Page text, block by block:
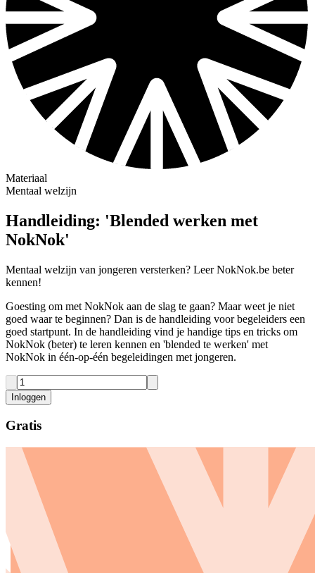
Materiaal
Mentaal welzijn
Handleiding: 'Blended werken met
NokNok'
Mentaal welzijn van jongeren versterken? Leer NokNok.be beter
kennen!
Goesting om met NokNok aan de slag te gaan? Maar weet je niet
goed waar te beginnen? Dan is de handleiding voor begeleiders een
goed startpunt. In de handleiding vind je handige tips en tricks om
NokNok (beter) te leren kennen en 'blended te werken' met
NokNok in één-op-één begeleidingen met jongeren.
Inloggen
Gratis